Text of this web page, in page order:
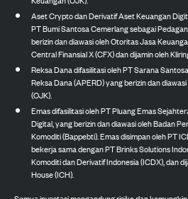
Aset Crypto dan Derivatif Aset Keuangan
PT Bumi Santosa Cemerlang sebagai
berizin dan diawasi oleh Otoritas Jasa
Central Finansial X (CFX) dan dijamin oleh
Reksa Dana difasilitasi oleh PT Sarana
Reksa Dana (APERD) yang berizin dan
(OJK).
Emas difasilitasi oleh PT Pluang Emas
Digital, yang berizin dan diawasi oleh Badan
Komoditi (Bappebti). Emas disimpan oleh PT
bekerja sama dengan PT Brinks Solutions
Komoditi dan Derivatif Indonesia (ICDX), dan
House (ICH).